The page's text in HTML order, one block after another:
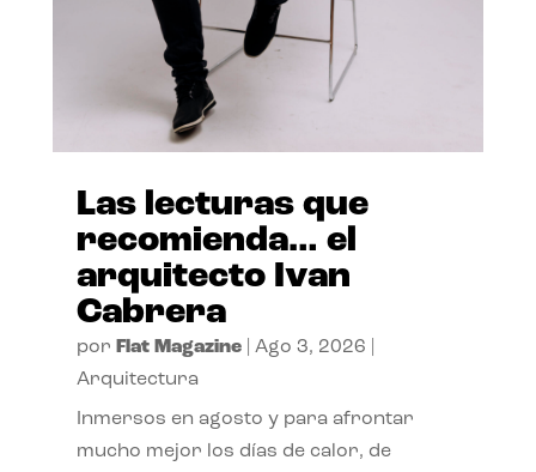
Las lecturas que
recomienda… el
arquitecto Ivan
Cabrera
por Flat Magazine| Ago 3, 2026
Arquitectura
Inmersos en agosto y para afrontar
mucho mejor los días de calor, de